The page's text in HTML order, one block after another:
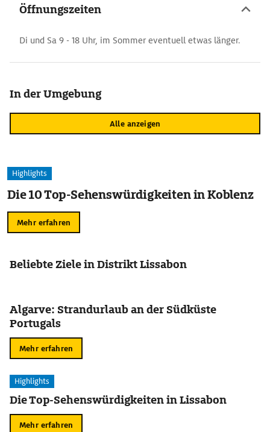
Öffnungszeiten
Di und Sa 9 - 18 Uhr, im Sommer eventuell etwas länger.
In der Umgebung
Alle anzeigen
Highlights
Die 10 Top-Sehenswürdigkeiten in Koblenz
Mehr erfahren
Beliebte Ziele in Distrikt Lissabon
Algarve: Strandurlaub an der Südküste
Portugals
Mehr erfahren
Highlights
Die Top-Sehenswürdigkeiten in Lissabon
Mehr erfahren